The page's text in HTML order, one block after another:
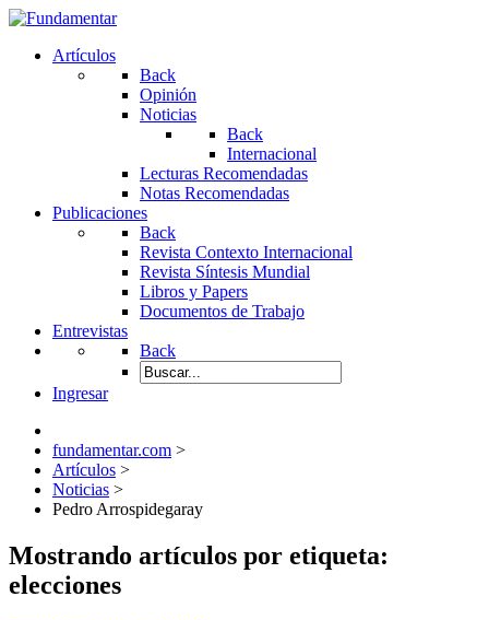
Artículos
Back
Opinión
Noticias
Back
Internacional
Lecturas Recomendadas
Notas Recomendadas
Publicaciones
Back
Revista Contexto Internacional
Revista Síntesis Mundial
Libros y Papers
Documentos de Trabajo
Entrevistas
Back
Ingresar
fundamentar.com >
Artículos >
Noticias >
Pedro Arrospidegaray
Mostrando artículos por etiqueta:
elecciones